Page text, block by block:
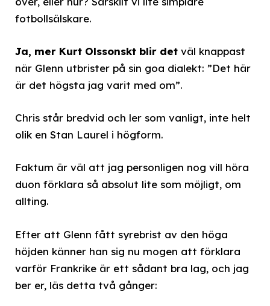
fotbollsälskare.
Ja, mer Kurt Olssonskt blir det väl knappast
när Glenn utbrister på sin goa dialekt: ”Det här
är det högsta jag varit med om”.
Chris står bredvid och ler som vanligt, inte helt
olik en Stan Laurel i högform.
Faktum är väl att jag personligen nog vill höra
duon förklara så absolut lite som möjligt, om
allting.
Efter att Glenn fått syrebrist av den höga
höjden känner han sig nu mogen att förklara
varför Frankrike är ett sådant bra lag, och jag
ber er, läs detta två gånger: